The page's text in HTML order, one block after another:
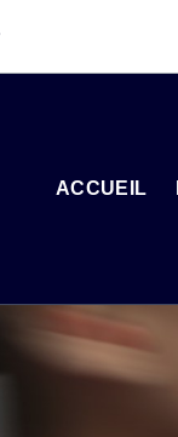
ACCUEIL